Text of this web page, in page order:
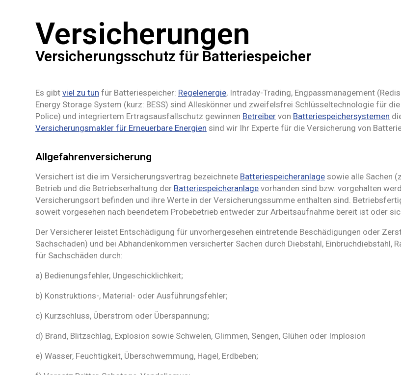
Versicherungen
Versicherungsschutz für Batteriespeicher
Es gibt viel zu tun für Batteriespeicher: Regelenergie, Intraday-Trading, Engpassmanagement
Energy Storage System (kurz: BESS) sind Alleskönner und zweifelsfrei Schlüsseltechnologie für
Police) und integriertem Ertragsausfallschutz gewinnen Betreiber von Batteriespeichersystemen
Versicherungsmakler für Erneuerbare Energien sind wir Ihr Experte für die Versicherung von
Allgefahrenversicherung
Versichert ist die im Versicherungsvertrag bezeichnete Batteriespeicheranlage sowie alle Sachen
Betrieb und die Betriebserhaltung der Batteriespeicheranlage vorhanden sind bzw. vorgehalten
Versicherungsort befinden und ihre Werte in der Versicherungssumme enthalten sind.
soweit vorgesehen nach beendetem Probebetrieb entweder zur Arbeitsaufnahme bereit ist oder
Der Versicherer leistet Entschädigung für unvorhergesehen eintretende Beschädigungen oder
Sachschaden) und bei Abhandenkommen versicherter Sachen durch Diebstahl,
für Sachschäden durch:
a) Bedienungsfehler, Ungeschicklichkeit;
b) Konstruktions-, Material- oder Ausführungsfehler;
c) Kurzschluss, Überstrom oder Überspannung;
d) Brand, Blitzschlag, Explosion sowie Schwelen, Glimmen, Sengen, Glühen oder Implosion
e) Wasser, Feuchtigkeit, Überschwemmung, Hagel, Erdbeben;